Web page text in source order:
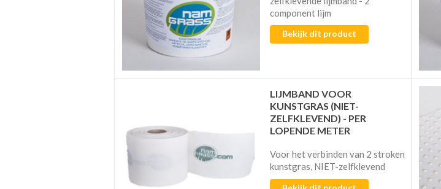
component lijm
Bekijk dit product
LIJMBAND VOOR
KUNSTGRAS (NIET-
ZELFKLEVEND) - PER
LOPENDE METER
Voor het verbinden van 2 stroken
kunstgras, NIET-zelfklevend